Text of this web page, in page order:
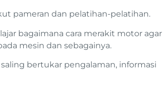
pameran dan pelatihan-pelatihan.
bagaimana cara merakit motor agar
mesin dan sebagainya.
bertukar pengalaman, informasi